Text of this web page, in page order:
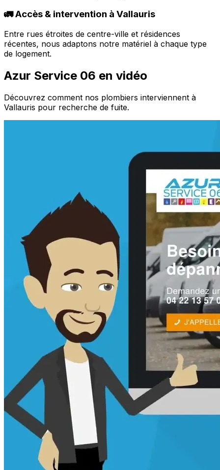
🚛 Accès & intervention à Vallauris
Entre rues étroites de centre-ville et résidences
récentes, nous adaptons notre matériel à chaque type
de logement.
Azur Service 06 en vidéo
Découvrez comment nos plombiers interviennent à
Vallauris pour recherche de fuite.